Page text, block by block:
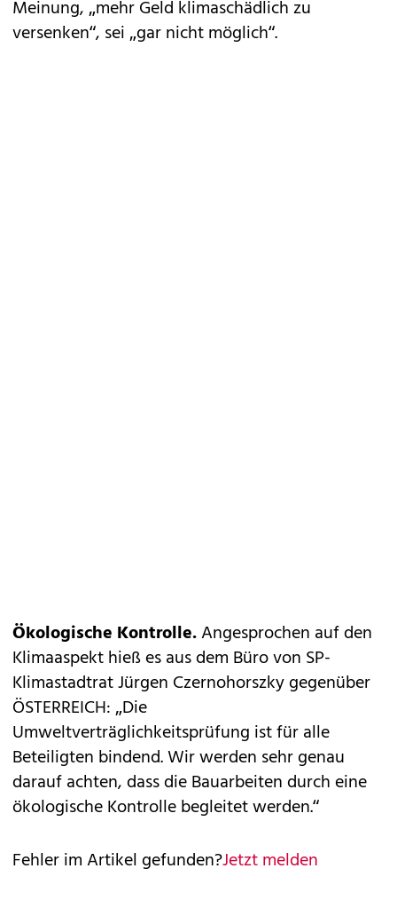
Meinung, „mehr Geld klimaschädlich zu
versenken“, sei „gar nicht möglich“.
Ökologische Kontrolle.Angesprochen auf den
Klimaaspekt hieß es aus dem Büro von SP-
Klimastadtrat Jürgen Czernohorszky gegenüber
ÖSTERREICH: „Die
Umweltverträglichkeitsprüfung ist für alle
Beteiligten bindend. Wir werden sehr genau
darauf achten, dass die Bauarbeiten durch eine
ökologische Kontrolle begleitet werden.“
Fehler im Artikel gefunden?Jetzt melden